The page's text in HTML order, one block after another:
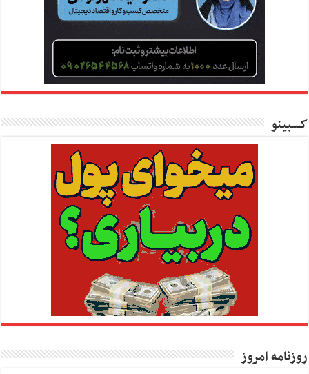
کسبینو
روزنامه امروز